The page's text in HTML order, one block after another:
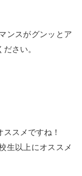
ンスがグンッとア
さい。
スメですね！
生以上にオススメ